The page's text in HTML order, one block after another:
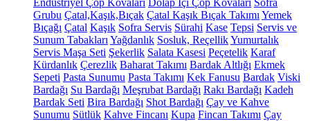
Endüstriyel Çöp Kovaları Dolap İçi Çöp Kovaları Sofra
Grubu Çatal,Kaşık,Bıçak Çatal Kaşık Bıçak Takımı Yemek
Bıçağı Çatal Kaşık Sofra Servis Sürahi Kase Tepsi Servis ve
Sunum Tabakları Yağdanlık Sosluk, ReçellikYumurtalık
Servis Maşa Seti Şekerlik Salata Kasesi Peçetelik Karaf
Kürdanlık Çerezlik Baharat Takımı Bardak Altlığı Ekmek
Sepeti Pasta Sunumu Pasta Takımı Kek Fanusu Bardak Viski
Bardağı Su Bardağı Meşrubat Bardağı Rakı Bardağı Kadeh
Bardak Seti Bira Bardağı Shot Bardağı Çay ve Kahve
Sunumu Sütlük Kahve Fincanı Kupa Fincan Takımı Çay